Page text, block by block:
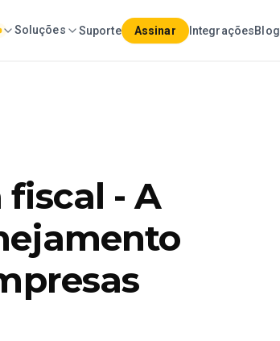
Soluções Suporte Assinar IntegraçõesBlog
- A